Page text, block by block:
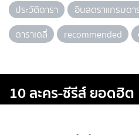
ประวัติดารา
อินสตราแกรมดา
ดาราเดลี่
recommended
10 ละคร-ซีรีส์ ยอดฮิต